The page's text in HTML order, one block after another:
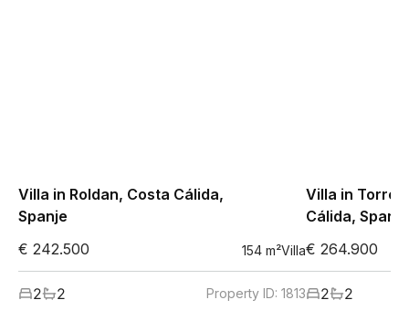
Villa in Roldan, Costa Cálida,
Spanje
€ 242.500
154 m²Villa
2 2 Property ID: 1813
Villa in Torre
Cálida, Spanje
€ 264.900
2 2